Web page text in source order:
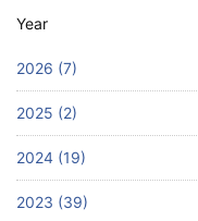
Year
2026 (7)
2025 (2)
2024 (19)
2023 (39)